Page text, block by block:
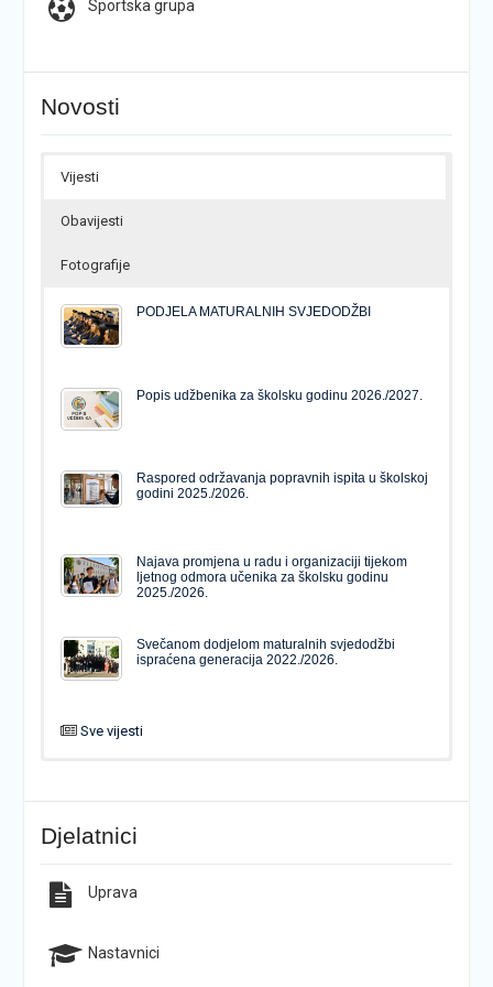
Sportska grupa
Novosti
Vijesti
Obavijesti
Fotografije
PODJELA MATURALNIH SVJEDODŽBI
Popis udžbenika za školsku godinu 2026./2027.
Raspored održavanja popravnih ispita u školskoj
godini 2025./2026.
Najava promjena u radu i organizaciji tijekom
ljetnog odmora učenika za školsku godinu
2025./2026.
Svečanom dodjelom maturalnih svjedodžbi
ispraćena generacija 2022./2026.
Sve vijesti
Popis udžbenika za školsku godinu 2026./2027.
godini 2025./2026.
Natječaj za upis u 1. razred Katoličke gimnazije s
pravom javnosti
Djelatnici
Uprava
Nastavnici